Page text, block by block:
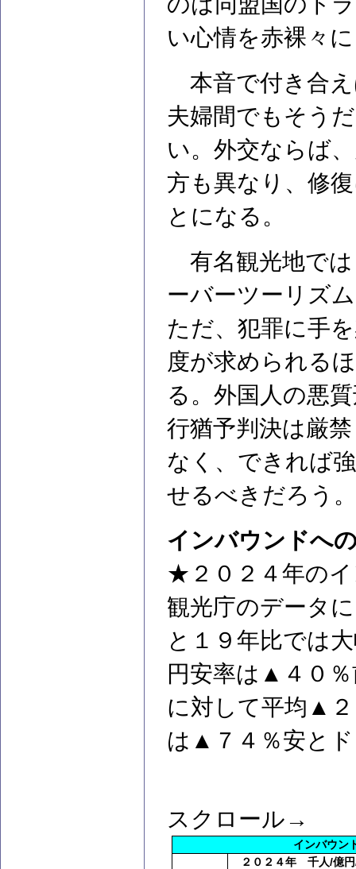
い心情を赤裸々
本音で付き合え
夫婦間でもそう
い。外交ならば
方も異なり、修
とになる。
有名観光地では
ーバーツーリズ
ただ、犯罪に手
度が求められる
る。外国人の悪
行猶予判決は厳
なく、できれば
せるべきだろう。
インバウンドへ
★２０２４年の
観光庁のデータ
と１９年比では
円安率は▲４０
に対して平均▲
は▲７４％安と
スクロール→
インバウン
２０２４年 千人/億円